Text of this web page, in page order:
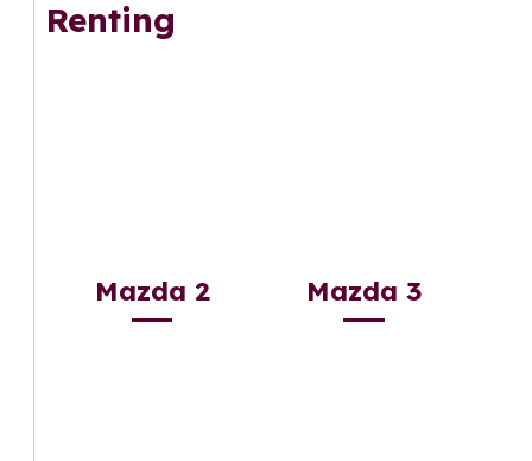
Renting
Mazda 2 Mazda 3